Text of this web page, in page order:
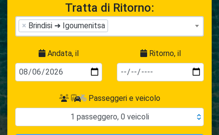
Tratta di Ritorno:
× Brindisi ➜ Igoumenitsa
Andata, il Ritorno, il
Passeggeri e veicolo
1 passeggero, 0 veicoli